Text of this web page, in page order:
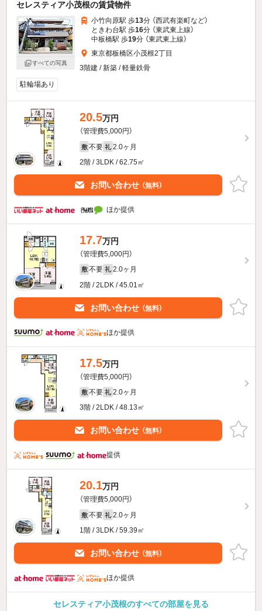
セレスティア小茂根の賃貸物件
すべての写真
小竹向原駅 歩13分 （西武有楽町など）
ときわ台駅 歩16分 （東武東上線）
中板橋駅 歩19分 （東武東上線）
東京都板橋区小茂根2丁目
3階建 / 新築 / 軽量鉄骨
駐輪場あり
20.5万円
（管理費5,000円）
敷 不要 礼 2.0ヶ月
2階 / 3LDK / 62.75㎡
お問い合わせ （無料）
ほか提供
17.7万円
（管理費5,000円）
敷 不要 礼 2.0ヶ月
2階 / 2LDK / 45.01㎡
お問い合わせ （無料）
ほか提供
17.5万円
（管理費5,000円）
敷 不要 礼 2.0ヶ月
3階 / 2LDK / 48.13㎡
お問い合わせ （無料）
提供
20.1万円
（管理費5,000円）
敷 不要 礼 2.0ヶ月
1階 / 3LDK / 59.39㎡
お問い合わせ （無料）
ほか提供
セレスティア小茂根のすべての部屋を見る